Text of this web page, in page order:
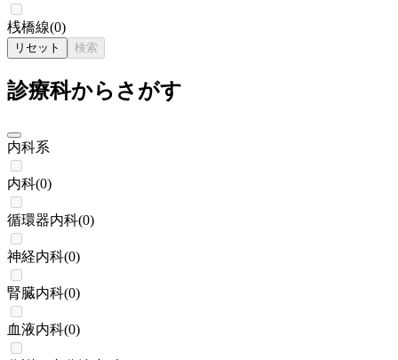
桟橋線(0)
リセット 検索
診療科からさがす
内科系
内科(0)
循環器内科(0)
神経内科(0)
腎臓内科(0)
血液内科(0)